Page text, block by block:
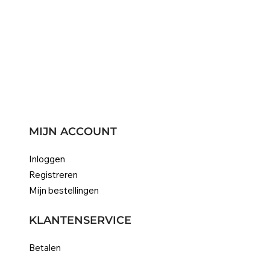
MIJN ACCOUNT
Inloggen
Registreren
Mijn bestellingen
KLANTENSERVICE
Betalen